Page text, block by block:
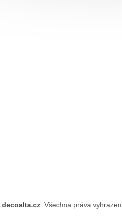
decoalta.cz . Všechna práva